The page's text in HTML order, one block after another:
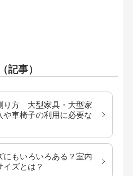
記事）
り方 大型家具・大型家
や車椅子の利用に必要な
にもいろいろある？室内
イズとは？